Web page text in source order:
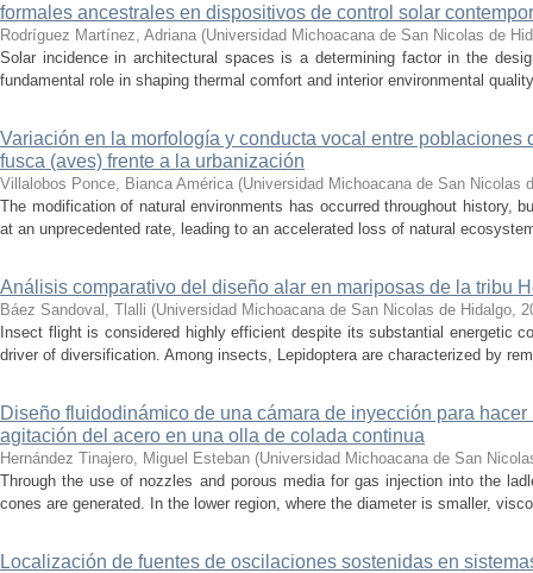
formales ancestrales en dispositivos de control solar
Rodríguez Martínez, Adriana (Universidad Michoacana de San Nicolas de
Solar incidence in architectural spaces is a determining factor in the
fundamental role in shaping thermal comfort and interior environmental
Variación en la morfología y conducta vocal entre poblaciones
fusca (aves) frente a la urbanización
Villalobos Ponce, Bianca América (Universidad Michoacana de San Nicolas
The modification of natural environments has occurred throughout history,
at an unprecedented rate, leading to an accelerated loss of natural
Análisis comparativo del diseño alar en mariposas de la tribu
Báez Sandoval, Tlalli (Universidad Michoacana de San Nicolas de Hidalgo,
Insect flight is considered highly efficient despite its substantial energetic
driver of diversification. Among insects, Lepidoptera are characterized by
Diseño fluidodinámico de una cámara de inyección para
agitación del acero en una olla de colada continua
Hernández Tinajero, Miguel Esteban (Universidad Michoacana de San
Through the use of nozzles and porous media for gas injection into the
cones are generated. In the lower region, where the diameter is smaller,
Localización de fuentes de oscilaciones sostenidas en